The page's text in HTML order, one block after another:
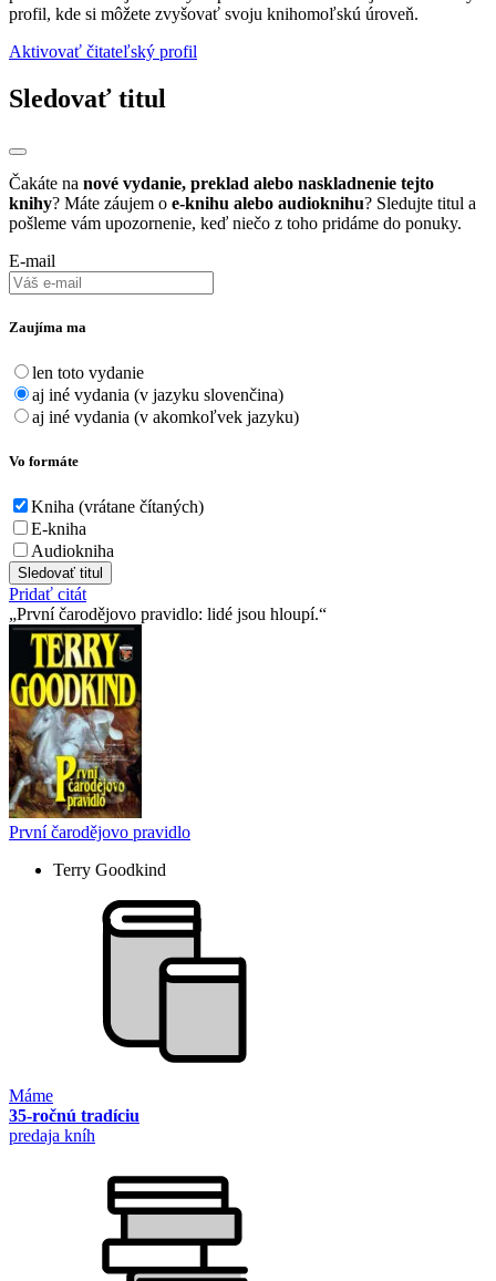
profil, kde si môžete zvyšovať svoju knihomoľskú úroveň.
Aktivovať čitateľský profil
Sledovať titul
Čakáte na nové vydanie, preklad alebo naskladnenie tejto
knihy? Máte záujem o e-knihu alebo audioknihu? Sledujte titul a
pošleme vám upozornenie, keď niečo z toho pridáme do ponuky.
E-mail
Zaujíma ma
len toto vydanie
aj iné vydania (v jazyku slovenčina)
aj iné vydania (v akomkoľvek jazyku)
Vo formáte
Kniha (vrátane čítaných)
E-kniha
Audiokniha
Sledovať titul
Pridať citát
První čarodějovo pravidlo: lidé jsou hloupí.
První čarodějovo pravidlo
Terry Goodkind
Máme
35-ročnú tradíciu
predaja kníh